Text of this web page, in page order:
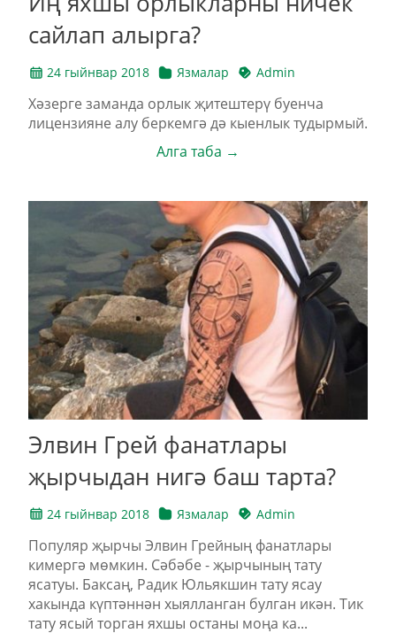
сайлап алырга?
24 гыйнвар 2018 Язмалар Admin
Хәзерге заманда орлык җитештерү буенча
лицензияне алу беркемгә дә кыенлык тудырмый.
Алга таба →
Элвин Грей фанатлары
җырчыдан нигә баш тарта?
24 гыйнвар 2018 Язмалар Admin
Популяр җырчы Элвин Грейның фанатлары
кимергә мөмкин. Сәбәбе - җырчының тату
ясатуы. Баксаң, Радик Юльякшин тату ясау
хакында күптәннән хыялланган булган икән. Тик
тату ясый торган яхшы останы моңа ка...